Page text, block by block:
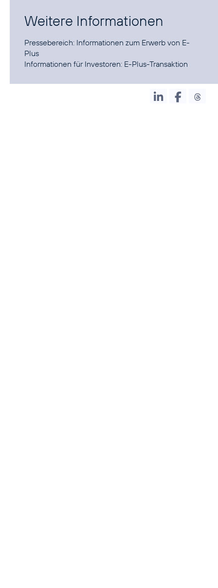
Weitere Informationen
Pressebereich: Informationen zum Erwerb von E-
Plus
Informationen für Investoren: E-Plus-Transaktion